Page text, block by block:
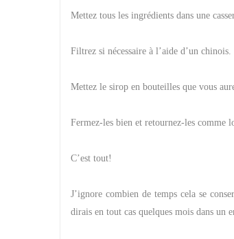
Mettez tous les ingrédients dans une
Filtrez si nécessaire à l’aide d’un chinois.
Mettez le sirop en bouteilles que vous
Fermez-les bien et retournez-les comme
C’est tout!
J’ignore combien de temps cela se
dirais en tout cas quelques mois dans un